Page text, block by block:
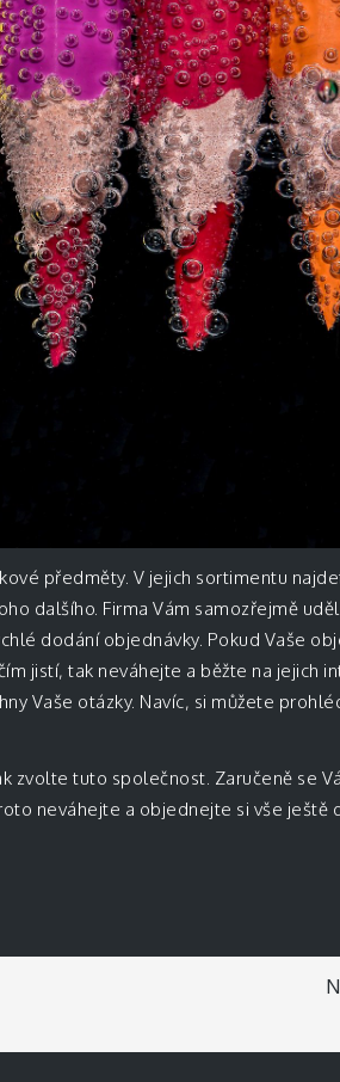
předměty. V jejich sortimentu
dalšího. Firma Vám samozřejmě
dodání objednávky. Pokud Vaše
jistí, tak neváhejte a běžte na jejich
Vaše otázky. Navíc, si můžete
zvolte tuto společnost. Zaručeně se
neváhejte a objednejte si vše ještě